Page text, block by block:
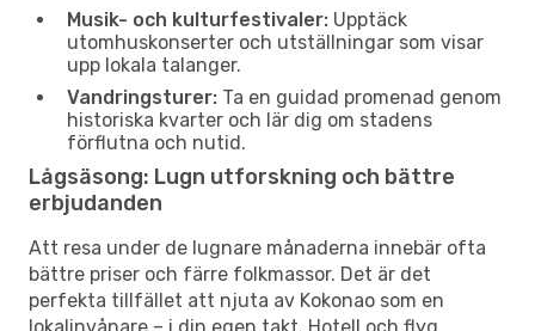
Musik- och kulturfestivaler: Upptäck
utomhuskonserter och utställningar som visar
upp lokala talanger.
Vandringsturer: Ta en guidad promenad genom
historiska kvarter och lär dig om stadens
förflutna och nutid.
Lågsäsong: Lugn utforskning och bättre
erbjudanden
Att resa under de lugnare månaderna innebär ofta
bättre priser och färre folkmassor. Det är det
perfekta tillfället att njuta av Kokonao som en